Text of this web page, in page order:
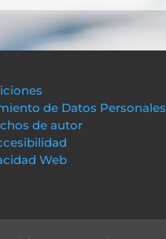
de Datos Personales
de autor
Web